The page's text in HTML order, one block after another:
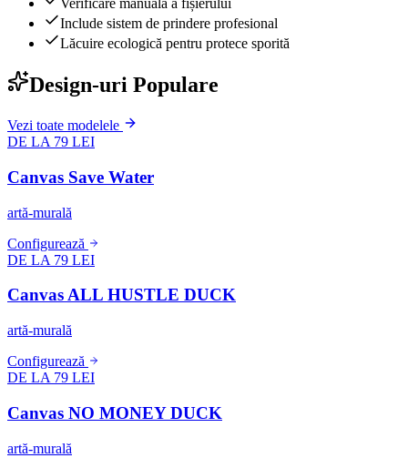
Verificare manuală a fișierului
Include sistem de prindere profesional
Lăcuire ecologică pentru protece sporită
Design-uri Populare
Vezi toate modelele
DE LA 79 LEI
Canvas Save Water
artă-murală
Configurează
DE LA 79 LEI
Canvas ALL HUSTLE DUCK
artă-murală
Configurează
DE LA 79 LEI
Canvas NO MONEY DUCK
artă-murală